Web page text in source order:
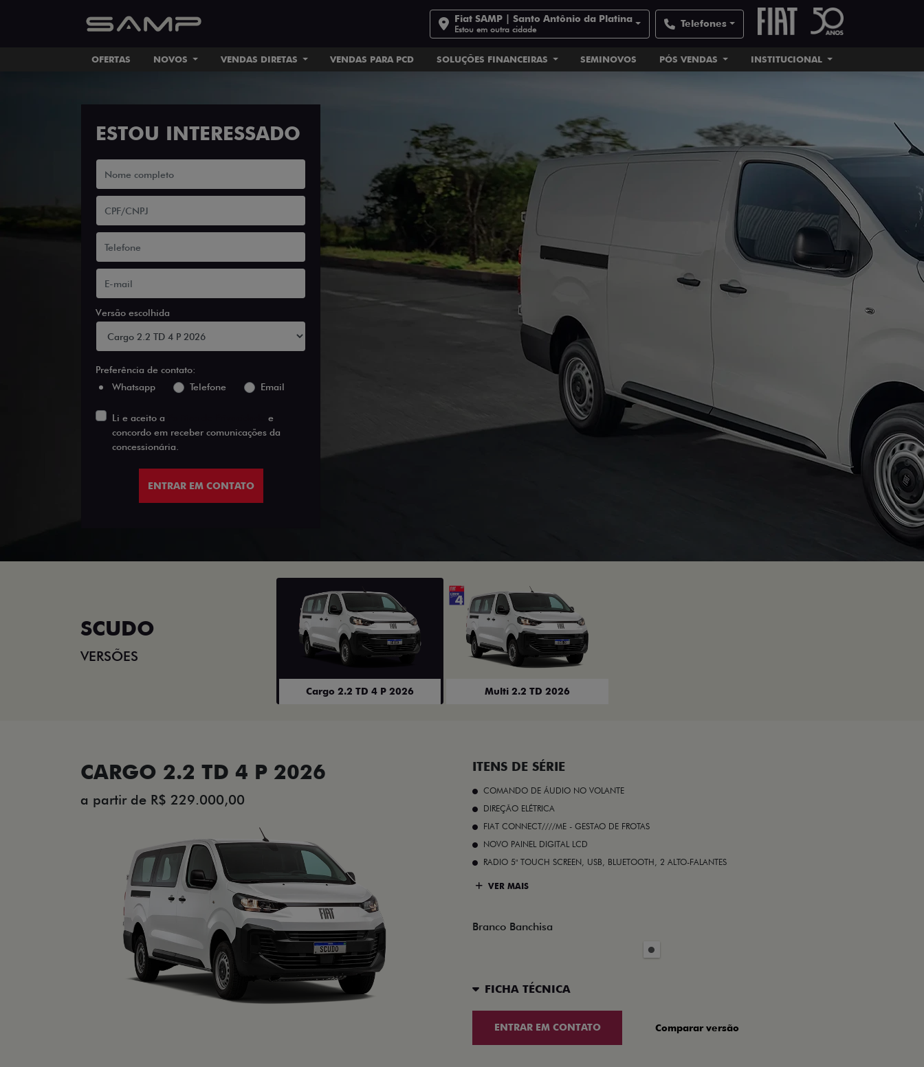
Fiat SAMP | Santo Antônio da Platina
Estou em outra cidade Telefones
OFERTAS NOVOS VENDAS DIRETAS VENDAS PARA PCD SOLUÇÕES FINANCEIRAS SEMINOVOS PÓS VENDAS INSTITUCIONAL
ESTOU INTERESSADO
Versão escolhida
Preferência de contato:
Whatsapp
Telefone Email
Li e aceito a
e
concordo em receber comunicações da
concessionária.
ENTRAR EM CONTATO
SCUDO
VERSÕES
Cargo 2.2 TD 4 P 2026 Multi 2.2 TD 2026
CARGO 2.2 TD 4 P 2026
a partir de R$ 229.000,00
ITENS DE SÉRIE
COMANDO DE ÁUDIO NO VOLANTE
DIREÇÃO ELÉTRICA
FIAT CONNECT////ME - GESTAO DE FROTAS
NOVO PAINEL DIGITAL LCD
RADIO 5" TOUCH SCREEN, USB, BLUETOOTH, 2 ALTO-FALANTES
VER MAIS
Branco Banchisa
FICHA TÉCNICA
ENTRAR EM CONTATO Comparar versão